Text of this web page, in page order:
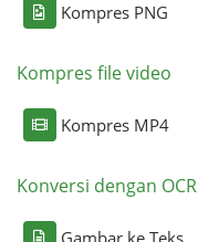
Kompres PNG
Kompres file video
Kompres MP4
Konversi dengan OCR